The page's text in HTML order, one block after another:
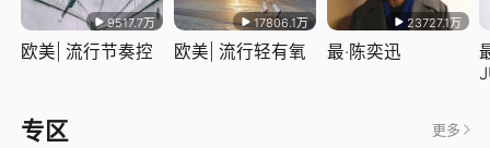
9517.7万
欧美| 流行节奏控
17806.1万
欧美| 流行轻有氧
23727.1万
最·陈奕迅
专区 更多